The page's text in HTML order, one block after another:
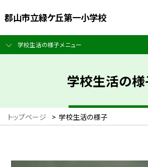
郡山市立緑ケ丘第一小学校
学校生活の様子メニュー
学校生活の
トップページ > 学校生活の様子